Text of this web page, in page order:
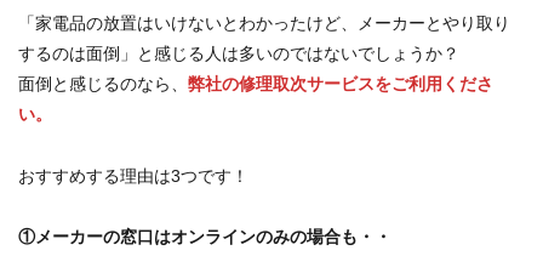
「家電品の放置はいけないとわかったけど、メーカーとやり取り
するのは面倒」と感じる人は多いのではないでしょうか？
面倒と感じるのなら、 弊社の修理取次サービスをご利用くださ
い。
おすすめする理由は3つです！
①メーカーの窓口はオンラインのみの場合も・・